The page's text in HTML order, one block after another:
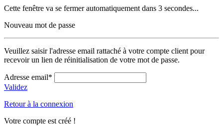
Cette fenêtre va se fermer automatiquement dans 3 secondes...
Nouveau mot de passe
Veuillez saisir l'adresse email rattaché à votre compte client pour
recevoir un lien de réinitialisation de votre mot de passe.
Adresse email*
Validez
Retour à la connexion
Votre compte est créé !